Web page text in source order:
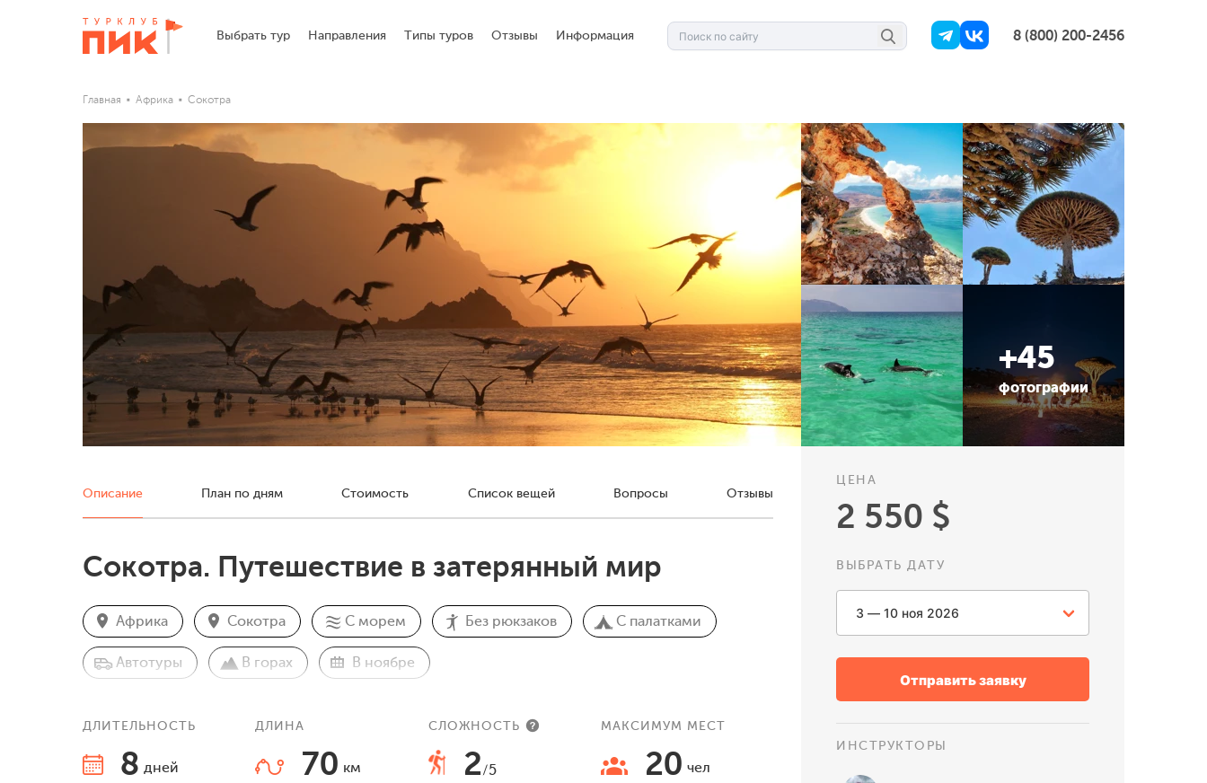
Выбрать тур Направления Типы туров Отзывы Информация 8 (800) 200-2456
Главная Африка Сокотра
+45
фотографии
Описание План по дням Стоимость Список вещей Вопросы Отзывы
Сокотра. Путешествие в затерянный мир
Африка Сокотра С морем Без рюкзаков С палатками
Автотуры В горах В ноябре
ДЛИТЕЛЬНОСТЬ
8 дней
ДЛИНА
70 км
СЛОЖНОСТЬ
2/5
МАКСИМУМ МЕСТ
20 чел
ЦЕНА
2 550 $
ВЫБРАТЬ ДАТУ
Отправить заявку
ИНСТРУКТОРЫ